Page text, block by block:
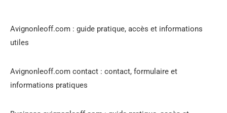
Avignonleoff.com : guide pratique, accès et informations
utiles
Avignonleoff.com contact : contact, formulaire et
informations pratiques